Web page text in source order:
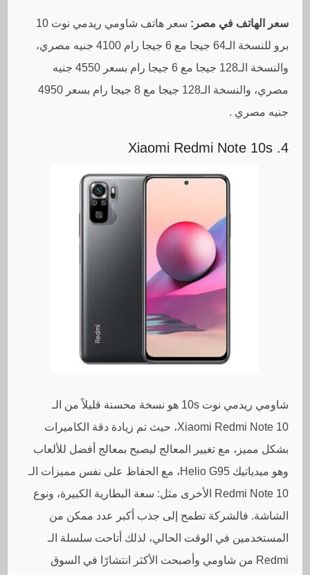
سعر الهاتف في مصر:
سعر هاتف شاومي ريدمي نوت 10
برو للنسخة الـ64 جيجا مع 6 جيجا رام 4100 جنيه مصري،
والنسخة الـ128 جيجا مع 6 جيجا رام بسعر 4550 جنيه
مصري، والنسخة الـ128 جيجا مع 8 جيجا رام بسعر 4950
جنيه مصري .
4. Xiaomi Redmi Note 10s
شاومي ريدمي نوت 10s هو نسخة محسنة قليلاً من الـ
Xiaomi Redmi Note 10، حيث تم زيادة دقة الكاميرات
بشكل مميز، مع تغيير المعالج ليصبح بمعالج أفضل للألعاب
وهو ميدياتيك Helio G95، مع الحفاظ على نفس مميزات الـ
Redmi Note 10 الأخرى مثل: سعة البطارية الكبيرة، ونوع
الشاشة. فالشركة تطمح إلى جذب أكبر عدد ممكن من
المستخدمين في الوقت الحالي، لذلك أتاحت سلسلة الـ
Redmi من شاومي وأصبحت الأكثر انتشارًا في السوق